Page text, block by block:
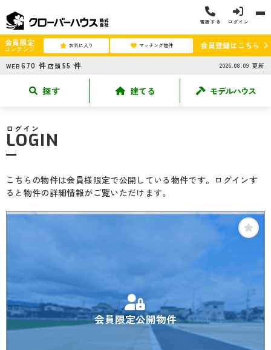
電話する ログイン
会員限定
コンテンツ お気に入り マッチング物件 会員登録はこちら
WEB 670 件 店頭 55 件 2026.08.09 更新
探す 建てる モデルハウス
ログイン
LOGIN
こちらの物件は会員様限定で公開している物件です。ログインす
ると物件の詳細情報がご覧いただけます。
会員限定公開物件